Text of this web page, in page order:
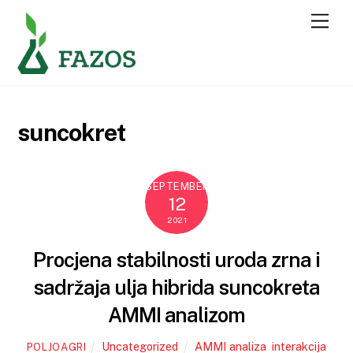
content
suncokret
SEPTEMBER
12
2021
Procjena stabilnosti uroda zrna i
sadržaja ulja hibrida suncokreta
AMMI analizom
POLJOAGRI Uncategorized AMMI analiza ,interakcija